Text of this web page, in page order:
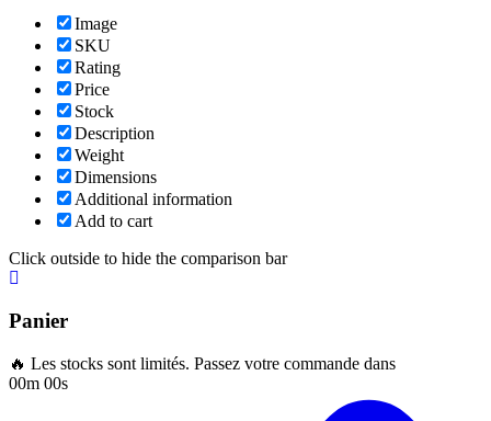
Image
SKU
Rating
Price
Stock
Description
Weight
Dimensions
Additional information
Add to cart
Click outside to hide the comparison bar
Panier
🔥 Les stocks sont limités. Passez votre commande dans
00m 00s